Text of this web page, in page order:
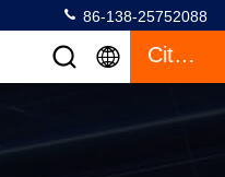
86-138-25752088
Citation